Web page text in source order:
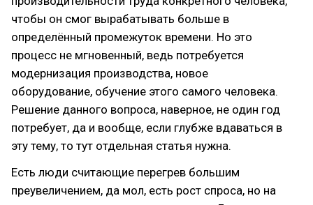
чтобы он смог вырабатывать больше в
определённый промежуток времени. Но это
процесс не мгновенный, ведь потребуется
модернизация производства, новое
оборудование, обучение этого самого человека.
Решение данного вопроса, наверное, не один год
потребует, да и вообще, если глубже вдаваться в
эту тему, то тут отдельная статья нужна.
Есть люди считающие перегрев большим
преувеличением, да мол, есть рост спроса, но на